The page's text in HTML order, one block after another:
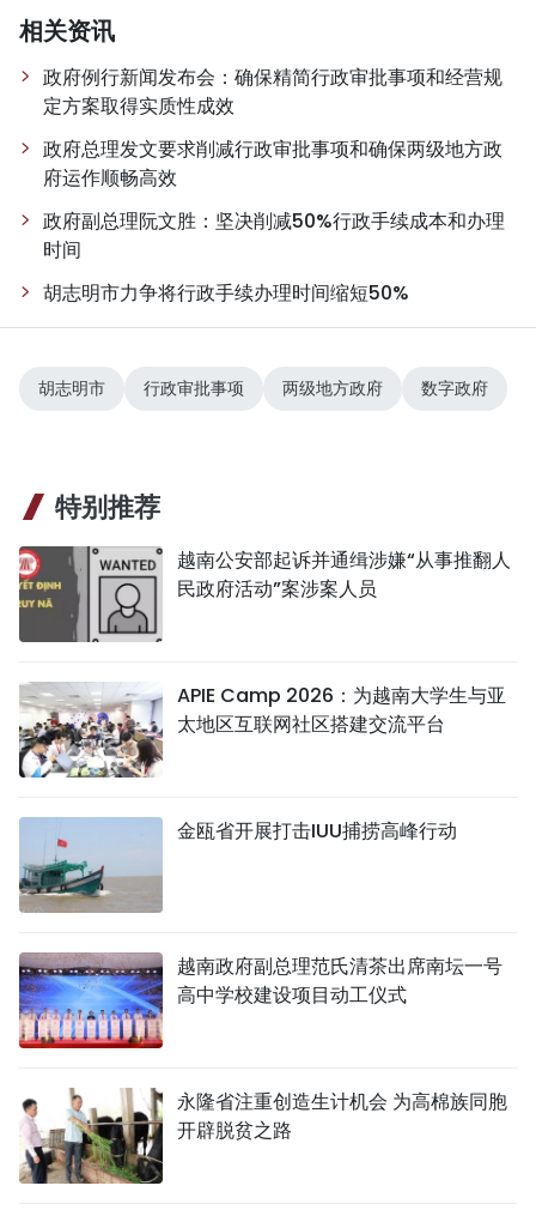
相关资讯
政府例行新闻发布会：确保精简行政审批事项和经营规
定方案取得实质性成效
政府总理发文要求削减行政审批事项和确保两级地方政
府运作顺畅高效
政府副总理阮文胜：坚决削减50%行政手续成本和办理
时间
胡志明市力争将行政手续办理时间缩短50%
胡志明市 行政审批事项 两级地方政府 数字政府
特别推荐
越南公安部起诉并通缉涉嫌“从事推翻人
民政府活动”案涉案人员
APIE Camp 2026：为越南大学生与亚
太地区互联网社区搭建交流平台
金瓯省开展打击IUU捕捞高峰行动
越南政府副总理范氏清茶出席南坛一号
高中学校建设项目动工仪式
永隆省注重创造生计机会 为高棉族同胞
开辟脱贫之路